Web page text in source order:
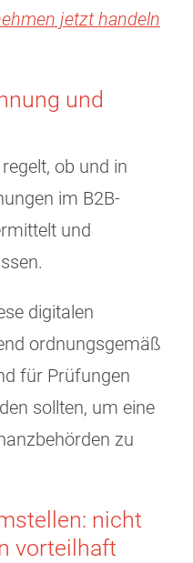
jetzt handeln
und
ob und in
im B2B-
und
digitalen
ordnungsgemäß
für Prüfungen
sollten, um eine
zu
nicht
vorteilhaft